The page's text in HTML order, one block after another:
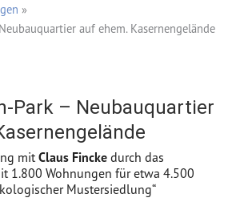
auf ehem. Kasernengelände
Park – Neubauquartier
mit Claus Fincke durch das
1.800 Wohnungen für etwa 4.500
Mustersiedlung“